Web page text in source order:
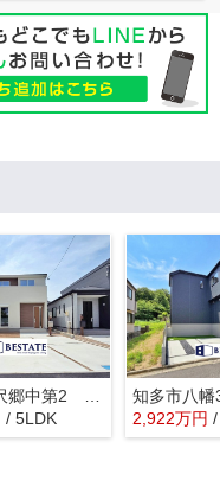
/ 5LDK 2,922万円